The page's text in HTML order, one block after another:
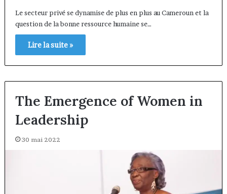
Le secteur privé se dynamise de plus en plus au Cameroun et la
question de la bonne ressource humaine se…
Lire la suite »
The Emergence of Women in
Leadership
30 mai 2022